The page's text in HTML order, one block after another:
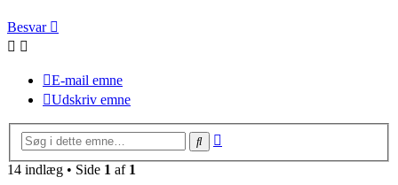
Besvar
E-mail emne
Udskriv emne
Søg
14 indlæg • Side 1 af 1